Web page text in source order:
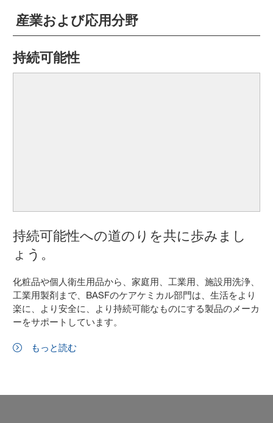
産業および応用分野
持続可能性
持続可能性への道のりを共に歩みまし
ょう。
化粧品や個人衛生用品から、家庭用、工業用、施設用洗浄、
工業用製剤まで、BASFのケアケミカル部門は、生活をより
楽に、より安全に、より持続可能なものにする製品のメーカ
ーをサポートしています。
もっと読む